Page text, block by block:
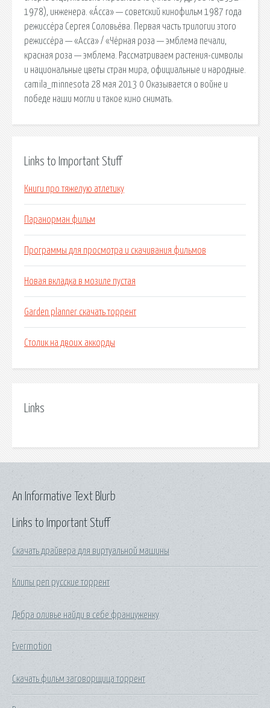
1978), инженера. «А́сса» — советский кинофильм 1987 года
режиссёра Сергея Соловьёва. Первая часть трилогии этого
режиссёра — «Асса» / «Чёрная роза — эмблема печали,
красная роза — эмблема. Рассматриваем растения-символы
и национальные цветы стран мира, официальные и народные.
camila_minnesota 28 мая 2013 0 Оказывается о войне и
победе наши могли и такое кино снимать.
Links to Important Stuff
Книги про тяжелую атлетику
Паранорман фильм
Программы для просмотра и скачивания фильмов
Новая вкладка в мозиле пустая
Garden planner скачать торрент
Столик на двоих аккорды
Links
Links to Important Stuff
Скачать драйвера для виртуальной машины
Клипы реп русские торрент
Дебра оливье найди в себе француженку
Evermotion
Скачать фильм заговорщица торрент
An Informative Text Blurb